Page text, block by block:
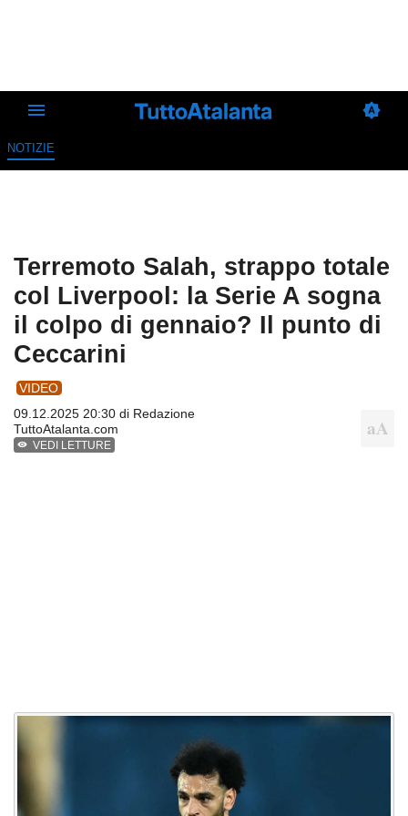
NOTIZIE
Terremoto Salah, strappo totale
col Liverpool: la Serie A sogna
il colpo di gennaio? Il punto di
Ceccarini
VIDEO
09.12.2025 20:30 di Redazione
TuttoAtalanta.com
VEDI LETTURE